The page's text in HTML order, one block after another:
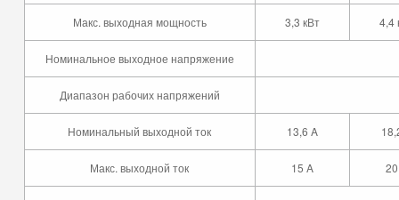
Макс. выходная мощность 3,3 кВт 4,4
Номинальное выходное напряжение
Диапазон рабочих напряжений
Номинальный выходной ток 13,6 A
Макс. выходной ток 15 A